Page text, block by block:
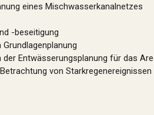
eines Mischwasserkanalnetzes
-beseitigung
der Entwässerungsplanung für das
von